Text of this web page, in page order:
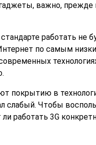
важно, прежде
работать не
по самым
технологиях
покрытию в
слабый. Чтобы
ли работать 3G